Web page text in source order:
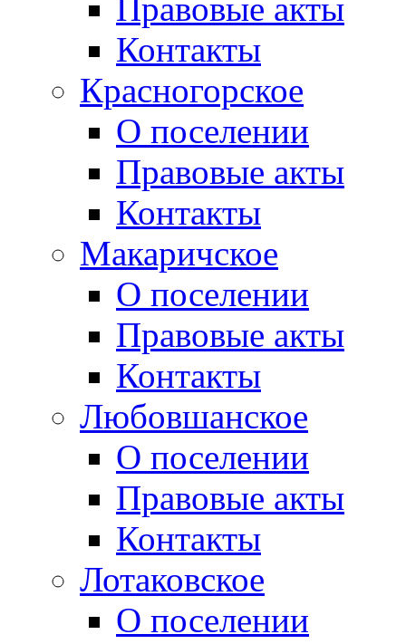
Правовые акты
Контакты
Красногорское
О поселении
Правовые акты
Контакты
Макаричское
О поселении
Правовые акты
Контакты
Любовшанское
О поселении
Правовые акты
Контакты
Лотаковское
О поселении